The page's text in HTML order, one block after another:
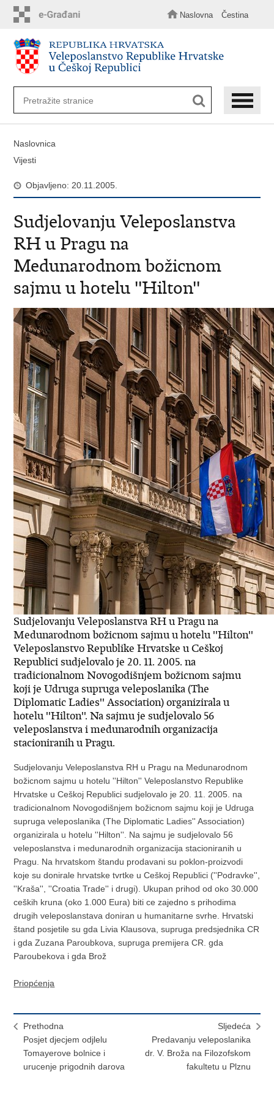
sadržaj
Naslovna Čestina
Naslovnica
Vijesti
Objavljeno: 20.11.2005.
Sudjelovanju Veleposlanstva
RH u Pragu na
Medunarodnom božicnom
sajmu u hotelu ''Hilton''
Sudjelovanju Veleposlanstva RH u Pragu na
Medunarodnom božicnom sajmu u hotelu ''Hilton''
Veleposlanstvo Republike Hrvatske u Ceškoj
Republici sudjelovalo je 20. 11. 2005. na
tradicionalnom Novogodišnjem božicnom sajmu
koji je Udruga supruga veleposlanika (The
Diplomatic Ladies'' Association) organizirala u
hotelu ''Hilton''. Na sajmu je sudjelovalo 56
veleposlanstva i medunarodnih organizacija
stacioniranih u Pragu.
Sudjelovanju Veleposlanstva RH u Pragu na Medunarodnom
božicnom sajmu u hotelu ''Hilton'' Veleposlanstvo Republike
Hrvatske u Ceškoj Republici sudjelovalo je 20. 11. 2005. na
tradicionalnom Novogodišnjem božicnom sajmu koji je Udruga
supruga veleposlanika (The Diplomatic Ladies'' Association)
organizirala u hotelu ''Hilton''. Na sajmu je sudjelovalo 56
veleposlanstva i medunarodnih organizacija stacioniranih u
Pragu. Na hrvatskom štandu prodavani su poklon-proizvodi
koje su donirale hrvatske tvrtke u Ceškoj Republici (''Podravke'',
''Kraša'', ''Croatia Trade'' i drugi). Ukupan prihod od oko 30.000
ceških kruna (oko 1.000 Eura) biti ce zajedno s prihodima
drugih veleposlanstava doniran u humanitarne svrhe. Hrvatski
štand posjetile su gda Livia Klausova, supruga predsjednika CR
i gda Zuzana Paroubkova, supruga premijera CR. gda
Paroubekova i gda Brož
Priopćenja
Prethodna
Posjet djecjem odjlelu
Tomayerove bolnice i
urucenje prigodnih darova
Sljedeća
Predavanju veleposlanika
dr. V. Broža na Filozofskom
fakultetu u Plznu